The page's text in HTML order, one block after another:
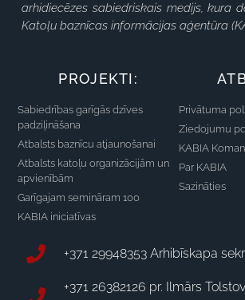
arhidiecēzes sabiedriskais medijs, kura
Katoļu baznīcas informācijas aģentūra
PROJEKTI:
Sabiedrības garīgās dzīves
padziļināšana
Atbalsts baznīcu atjaunošanai
Atbalsts katoļu organizācijām un
apvienībām
Garīgajam semināram 100
KABIA iniciatīvas
Privātuma
Ziedojumu
KABIA
Par KABIA
Sazināties
+371 29948353 Arhibīskapa
+371 26382126 pr. Ilmārs